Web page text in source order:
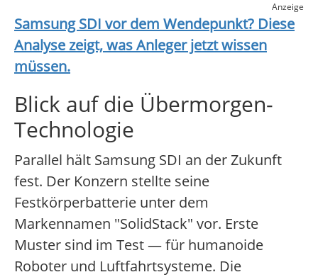
Anzeige
Samsung SDI vor dem Wendepunkt? Diese
Analyse zeigt, was Anleger jetzt wissen
müssen.
Blick auf die Übermorgen-
Technologie
Parallel hält Samsung SDI an der Zukunft
fest. Der Konzern stellte seine
Festkörperbatterie unter dem
Markennamen "SolidStack" vor. Erste
Muster sind im Test — für humanoide
Roboter und Luftfahrtsysteme. Die